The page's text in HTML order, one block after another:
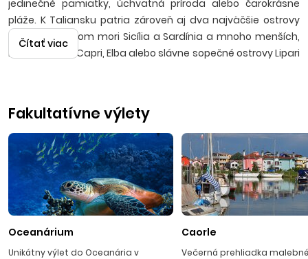
jedinečné pamiatky, úchvatná príroda alebo čarokrásne
pláže. K Taliansku patria zároveň aj dva najväčšie ostrovy
v Stredozemnom mori Sicília a Sardínia a mnoho menších,
napríklad ako Capri, Elba alebo slávne sopečné ostrovy Lipari
Dovolenka v tejto krajine je vždy nezabudnuteľná. Zájazdy
autobusovou a individuálnou dopravou, ktoré sú
organizované v severnom a strednom Taliansku, kde
nájdete široké piesočnaté pláže v stredisku ako Bibione,
Lignano, Caorle, Lido di Jesolo, Rimini, Palmová riviéra. Na
juhu Talianska v Kampánii a Kalábrii nájdete ubytovanie v
hoteloch a apartmánoch pri piesočnatých plážach, plážach
s kamienkami sopečného pôvodu, plážach pri romantických
útesoch v rôznych strediskách ako Parghelia, San Nicola
Ricadi, Briatico, Marina di Zambrone. Leteckou dopravou
Čítať viac
Fakultatívne výlety
Oceanárium
Unikátny výlet do Oceanária v
Caorle
Večerná prehliadka